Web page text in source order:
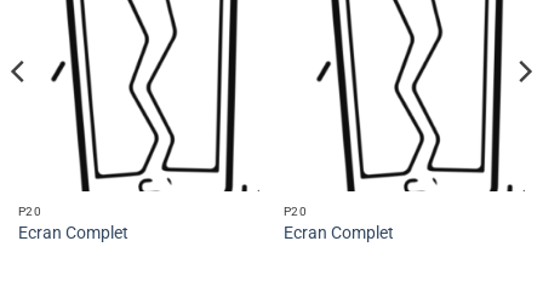
P20
Ecran Complet
P20
Ecran Complet